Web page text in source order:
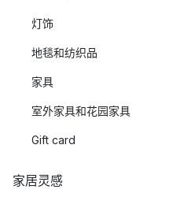
灯饰
地毯和纺织品
家具
室外家具和花园家具
Gift card
家居灵感